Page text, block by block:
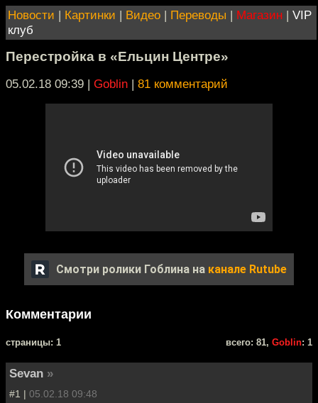
Новости | Картинки | Видео | Переводы | Магазин | VIP
клуб
Перестройка в «Ельцин Центре»
05.02.18 09:39 | Goblin | 81 комментарий
Смотри ролики Гоблина на канале Rutube
Комментарии
cтраницы: 1 всего: 81, Goblin: 1
Sevan »
#1 | 05.02.18 09:48